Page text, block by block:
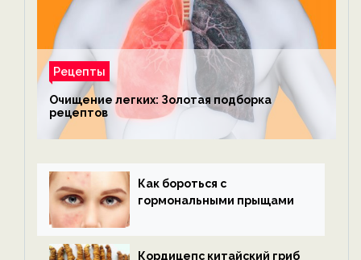
Рецепты
Очищение легких: Золотая подборка
рецептов
Как бороться с
гормональными прыщами
Кордицепс китайский гриб